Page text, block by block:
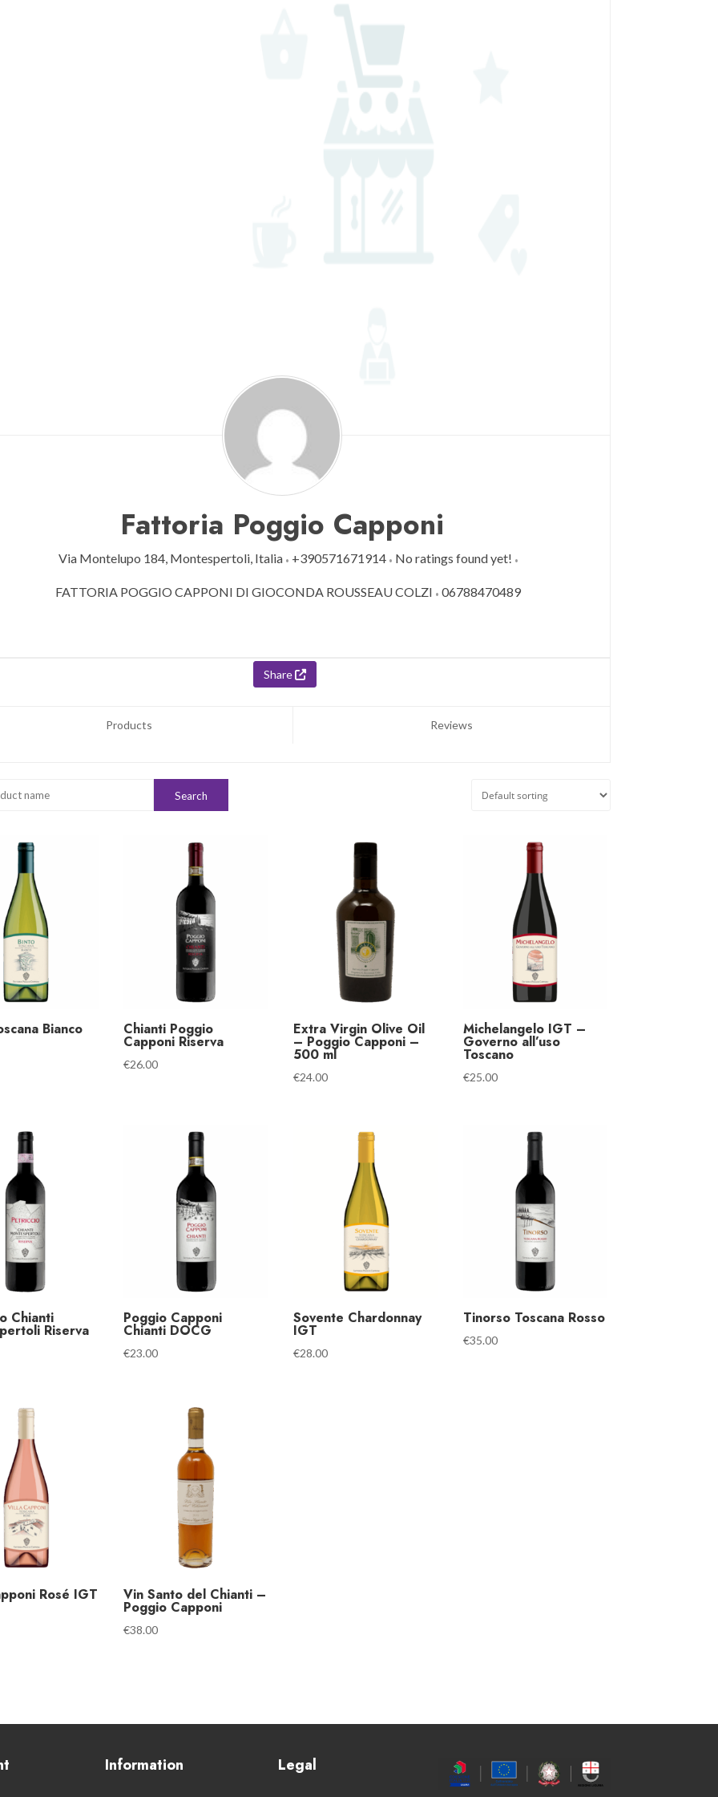
Fattoria Poggio Capponi
Via Montelupo 184, Montespertoli, Italia +390571671914 No ratings found yet!
FATTORIA POGGIO CAPPONI DI GIOCONDA ROUSSEAU COLZI 06788470489
Share
Products Reviews
Bianco Chianti Poggio
Capponi Riserva
€26.00
Extra Virgin Olive Oil
– Poggio Capponi –
500 ml
€24.00
Michelangelo IGT –
Governo all’uso
Toscano
€25.00
Chianti
Riserva
Poggio Capponi
Chianti DOCG
€23.00
Sovente Chardonnay
IGT
€28.00
Tinorso Toscana Rosso
€35.00
Rosé IGT Vin Santo del Chianti –
Poggio Capponi
€38.00
Information Legal